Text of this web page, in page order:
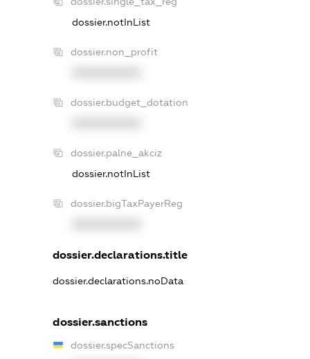
dossier.notInList
dossier.non_profit
dossier.budget_dotation
dossier.palne_akciz
dossier.notInList
dossier.bigTaxPayerReg
dossier.declarations.title
dossier.declarations.noData
dossier.sanctions
dossier.specSanctions